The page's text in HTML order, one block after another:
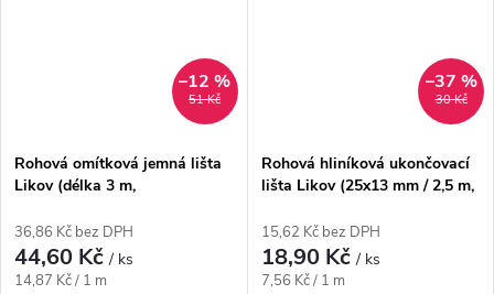
51 Kč
–12 %
Rohová omítková jemná lišta
Likov (délka 3 m,
36,86 Kč bez DPH
44,60 Kč/ ks
Měrná
14,87 Kč / 1 m
30 Kč
–37 %
Rohová hliníková ukončovací
lišta Likov (25x13 mm / 2,5 m,
15,62 Kč bez DPH
18,90 Kč/ ks
Měrná
7,56 Kč / 1 m